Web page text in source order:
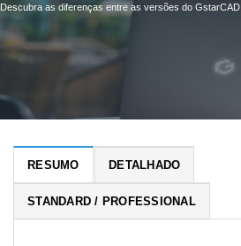
Descubra as diferenças entre as versões do GstarCAD
RESUMO DETALHADO
STANDARD / PROFESSIONAL